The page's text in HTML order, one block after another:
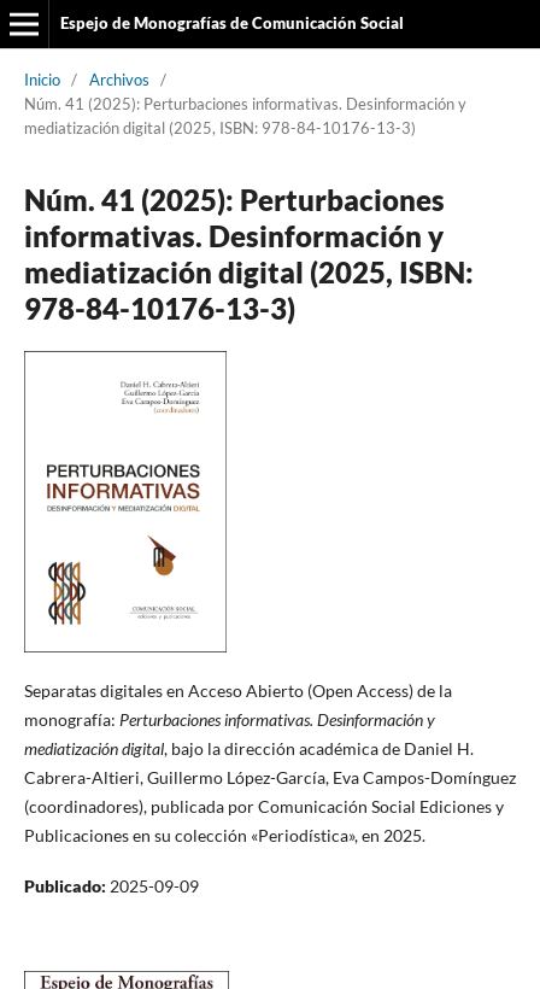
Espejo de Monografías de Comunicación Social
Inicio / Archivos
/
Núm. 41 (2025): Perturbaciones informativas. Desinformación y
mediatización digital (2025, ISBN: 978-84-10176-13-3)
Núm. 41 (2025): Perturbaciones
informativas. Desinformación y
mediatización digital (2025, ISBN:
978-84-10176-13-3)
Separatas digitales en Acceso Abierto (Open Access) de la
monografía: Perturbaciones informativas. Desinformación y
mediatización digital, bajo la dirección académica de Daniel H.
Cabrera-Altieri, Guillermo López-García, Eva Campos-Domínguez
(coordinadores), publicada por Comunicación Social Ediciones y
Publicaciones en su colección «Periodística», en 2025.
Publicado: 2025-09-09